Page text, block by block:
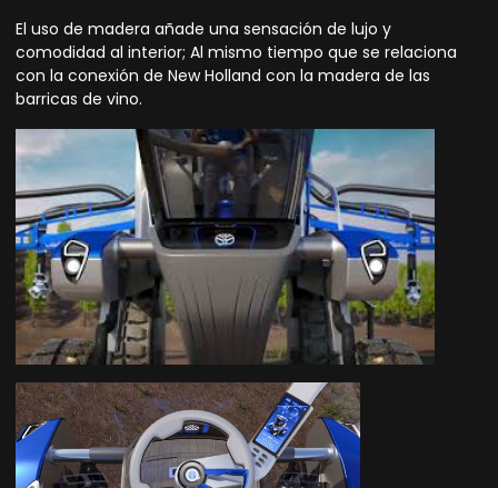
El uso de madera añade una sensación de lujo y
comodidad al interior; Al mismo tiempo que se relaciona
con la conexión de New Holland con la madera de las
barricas de vino.